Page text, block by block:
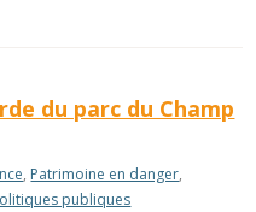
du parc du Champ
, Patrimoine en danger,
publiques